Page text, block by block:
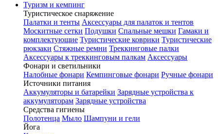
Туризм и кемпинг
Туристическое снаряжение
Палатки и тенты Аксессуары для палаток и тентов
Москитные сетки Подушки Спальные мешки Гамаки и
комплектующие Туристические коврики Туристические
рюкзаки Стяжные ремни Треккинговые палки
Аксессуары к треккинговым палкам Аксессуары
Фонари и светильники
Налобные фонари Кемпинговые фонари Ручные фонари
Источники питания
Аккумуляторы и батарейки Зарядные устройства к
аккумуляторам Зарядные устройства
Средства гигиены
Полотенца Мыло Шампуни и гели
Йога